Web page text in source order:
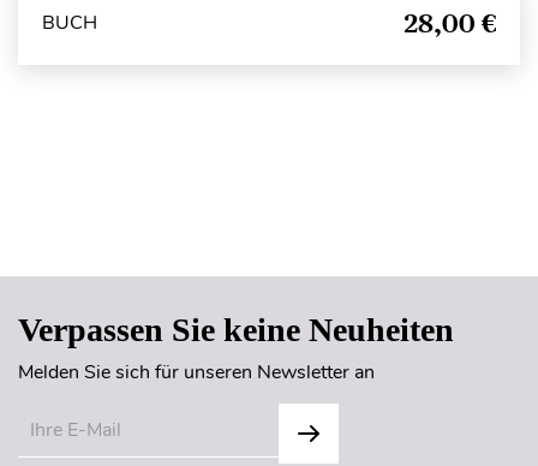
BUCH 28,00 €
Verpassen Sie keine Neuheiten
Melden Sie sich für unseren Newsletter an